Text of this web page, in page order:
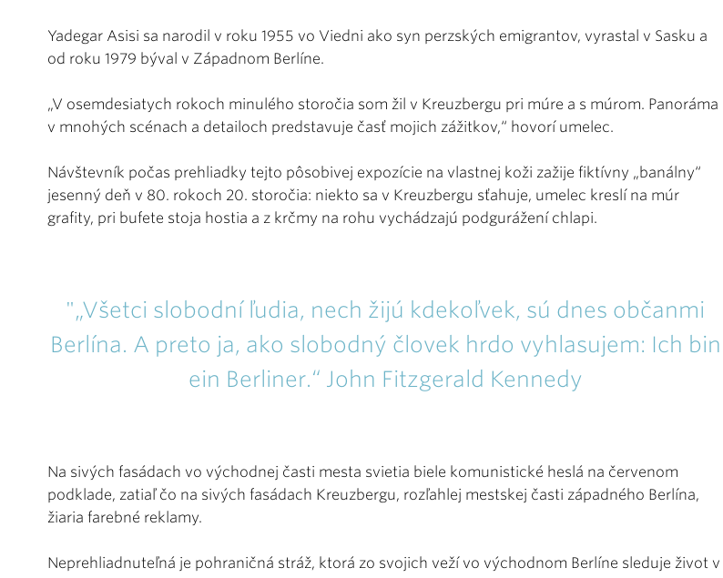
Yadegar Asisi sa narodil v roku 1955 vo Viedni ako syn perzských emigrantov, vyrastal v Sasku a
od roku 1979 býval v Západnom Berlíne.
„V osemdesiatych rokoch minulého storočia som žil v Kreuzbergu pri múre a s múrom. Panoráma
v mnohých scénach a detailoch predstavuje časť mojich zážitkov,“ hovorí umelec.
Návštevník počas prehliadky tejto pôsobivej expozície na vlastnej koži zažije fiktívny „banálny“
jesenný deň v 80. rokoch 20. storočia: niekto sa v Kreuzbergu sťahuje, umelec kreslí na múr
grafity, pri bufete stoja hostia a z krčmy na rohu vychádzajú podgurážení chlapi.
"„Všetci slobodní ľudia, nech žijú kdekoľvek, sú dnes občanmi
Berlína. A preto ja, ako slobodný človek hrdo vyhlasujem: Ich bin
ein Berliner.“ John Fitzgerald Kennedy
Na sivých fasádach vo východnej časti mesta svietia biele komunistické heslá na červenom
podklade, zatiaľ čo na sivých fasádach Kreuzbergu, rozľahlej mestskej časti západného Berlína,
žiaria farebné reklamy.
Neprehliadnuteľná je pohraničná stráž, ktorá zo svojich veží vo východnom Berlíne sleduje život v